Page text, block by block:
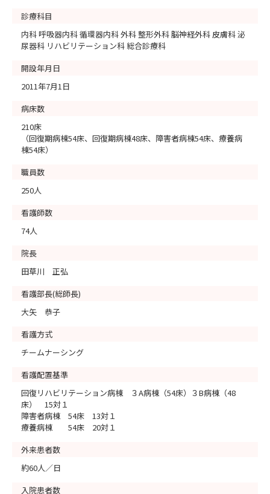
診療科目
内科 呼吸器内科 循環器内科 外科 整形外科 脳神経外科 皮膚科 泌
尿器科 リハビリテーション科 総合診療科
開設年月日
2011年7月1日
病床数
210床
（回復期病棟54床、回復期病棟48床、障害者病棟54床、療養病
棟54床）
職員数
250人
看護師数
74人
院長
田草川 正弘
看護部長(総師長)
大矢 恭子
看護方式
チームナーシング
看護配置基準
回復リハビリテーション病棟 ３A病棟（54床）３B病棟（48
床） 15対１
障害者病棟 54床 13対１
療養病棟 54床 20対１
外来患者数
約60人／日
入院患者数